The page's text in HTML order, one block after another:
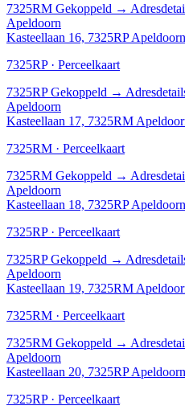
7325RM Gekoppeld →
Apeldoorn
Kasteellaan 16, 7325RP Apeldoorn
7325RP · Perceelkaart
7325RP Gekoppeld →
Apeldoorn
Kasteellaan 17, 7325RM
7325RM · Perceelkaart
7325RM Gekoppeld →
Apeldoorn
Kasteellaan 18, 7325RP Apeldoorn
7325RP · Perceelkaart
7325RP Gekoppeld →
Apeldoorn
Kasteellaan 19, 7325RM
7325RM · Perceelkaart
7325RM Gekoppeld →
Apeldoorn
Kasteellaan 20, 7325RP Apeldoorn
7325RP · Perceelkaart